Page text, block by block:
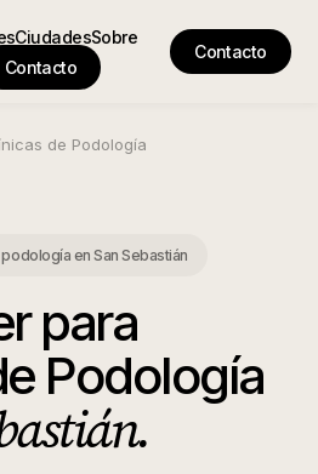
CiudadesSobre
Contacto
Contacto
de Podología
podología enSan Sebastián
para
Podología
.